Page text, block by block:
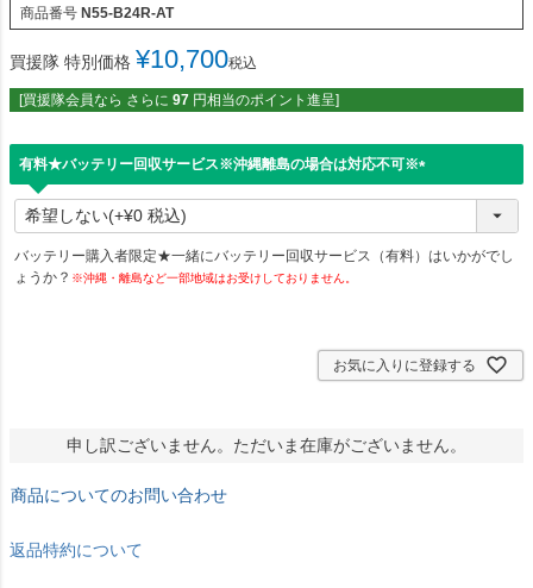
商品番号 N55-B24R-AT
買援隊 特別価格 ¥10,700税込
[買援隊会員なら さらに 97 円相当のポイント進呈]
有料★バッテリー回収サービス※沖縄離島の場合は対応不可※
(
須
)
バッテリー購入者限定★一緒にバッテリー回収サービス（有料）はいかがでし
ょうか？ ※沖縄・離島など一部地域はお受けしておりません。
お気に入りに登録する
申し訳ございません。ただいま在庫がございません。
商品についてのお問い合わせ
返品特約について